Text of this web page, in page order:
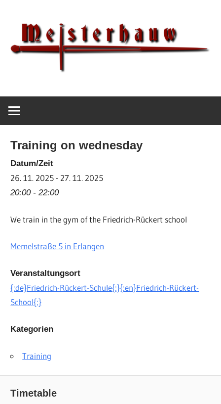
Meisterhauw
Meisterhauw
fighting
|
Martial
Arts
HEMA
Training on wednesday
Datum/Zeit
26. 11. 2025 - 27. 11. 2025
20:00 - 22:00
We train in the gym of the Friedrich-Rückert school
Memelstraße 5 in Erlangen
Veranstaltungsort
{:de}Friedrich-Rückert-Schule{:}{:en}Friedrich-Rückert-
School{:}
Kategorien
Training
Timetable